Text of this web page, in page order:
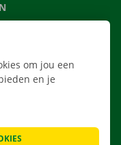
om jou een
en je